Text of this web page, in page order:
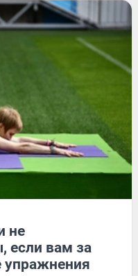
не
если вам за